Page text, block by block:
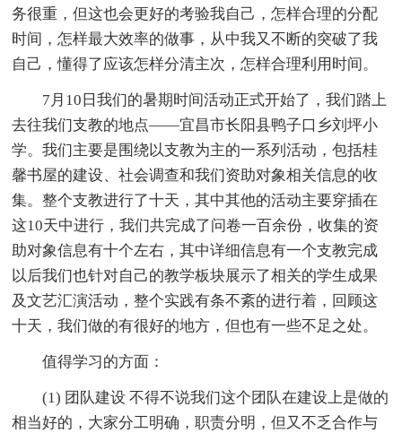
务很重，但这也会更好的考验我自己，怎样合理的分配
时间，怎样最大效率的做事，从中我又不断的突破了我
自己，懂得了应该怎样分清主次，怎样合理利用时间。
7月10日我们的暑期时间活动正式开始了，我们踏上
去往我们支教的地点——宜昌市长阳县鸭子口乡刘坪小
学。我们主要是围绕以支教为主的一系列活动，包括桂
馨书屋的建设、社会调查和我们资助对象相关信息的收
集。整个支教进行了十天，其中其他的活动主要穿插在
这10天中进行，我们共完成了问卷一百余份，收集的资
助对象信息有十个左右，其中详细信息有一个支教完成
以后我们也针对自己的教学板块展示了相关的学生成果
及文艺汇演活动，整个实践有条不紊的进行着，回顾这
十天，我们做的有很好的地方，但也有一些不足之处。
值得学习的方面：
(1) 团队建设 不得不说我们这个团队在建设上是做的
相当好的，大家分工明确，职责分明，但又不乏合作与